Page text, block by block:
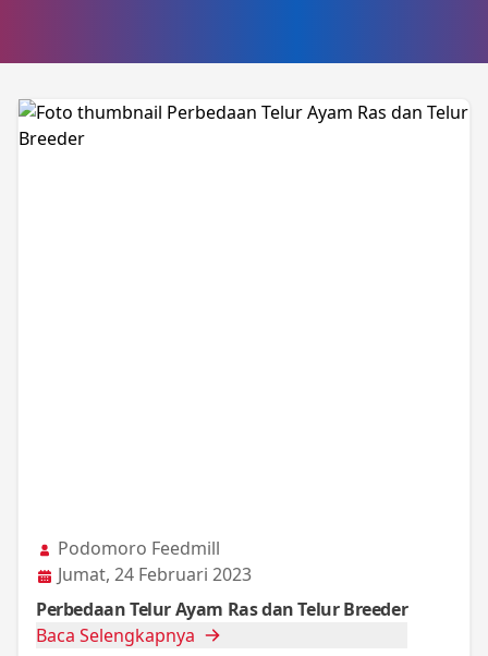
Podomoro Feedmill
Jumat, 24 Februari 2023
Perbedaan Telur Ayam Ras dan Telur Breeder
Baca Selengkapnya